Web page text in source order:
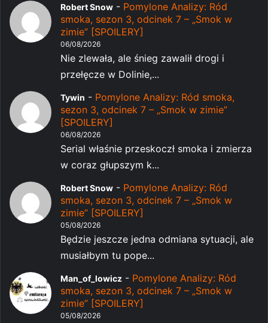
Robert Snow - Pomylone Analizy: Ród
smoka, sezon 3, odcinek 7 – „Smok w
zimie” [SPOILERY]
06/08/2026
Nie zlewała, ale śnieg zawalił drogi i
przełęcze w Dolinie,...
Tywin - Pomylone Analizy: Ród smoka,
sezon 3, odcinek 7 – „Smok w zimie”
[SPOILERY]
06/08/2026
Serial właśnie przeskoczł smoka i zmierza
w coraz głupszym k...
Robert Snow - Pomylone Analizy: Ród
smoka, sezon 3, odcinek 7 – „Smok w
zimie” [SPOILERY]
05/08/2026
Będzie jeszcze jedna odmiana sytuacji, ale
musiałbym tu pope...
Man_of_lowicz - Pomylone Analizy: Ród
smoka, sezon 3, odcinek 7 – „Smok w
zimie” [SPOILERY]
05/08/2026